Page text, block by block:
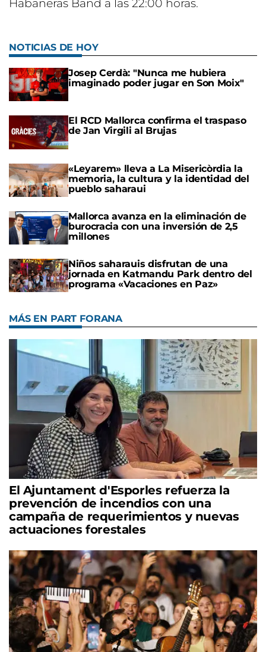
Habaneras Band a las 22:00 horas.
NOTICIAS DE HOY
Josep Cerdà: "Nunca me hubiera
imaginado poder jugar en Son Moix"
El RCD Mallorca confirma el traspaso
de Jan Virgili al Brujas
«Leyarem» lleva a La Misericòrdia la
memoria, la cultura y la identidad del
pueblo saharaui
Mallorca avanza en la eliminación de
burocracia con una inversión de 2,5
millones
Niños saharauis disfrutan de una
jornada en Katmandu Park dentro del
programa «Vacaciones en Paz»
MÁS EN PART FORANA
El Ajuntament d'Esporles refuerza la
prevención de incendios con una
campaña de requerimientos y nuevas
actuaciones forestales